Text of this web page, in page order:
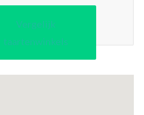
Vergelijk
taartenwinkels